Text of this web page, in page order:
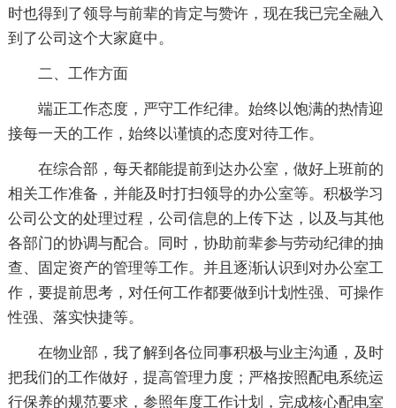
时也得到了领导与前辈的肯定与赞许，现在我已完全融入
到了公司这个大家庭中。
二、工作方面
端正工作态度，严守工作纪律。始终以饱满的热情迎
接每一天的工作，始终以谨慎的态度对待工作。
在综合部，每天都能提前到达办公室，做好上班前的
相关工作准备，并能及时打扫领导的办公室等。积极学习
公司公文的处理过程，公司信息的上传下达，以及与其他
各部门的协调与配合。同时，协助前辈参与劳动纪律的抽
查、固定资产的管理等工作。并且逐渐认识到对办公室工
作，要提前思考，对任何工作都要做到计划性强、可操作
性强、落实快捷等。
在物业部，我了解到各位同事积极与业主沟通，及时
把我们的工作做好，提高管理力度；严格按照配电系统运
行保养的规范要求，参照年度工作计划，完成核心配电室